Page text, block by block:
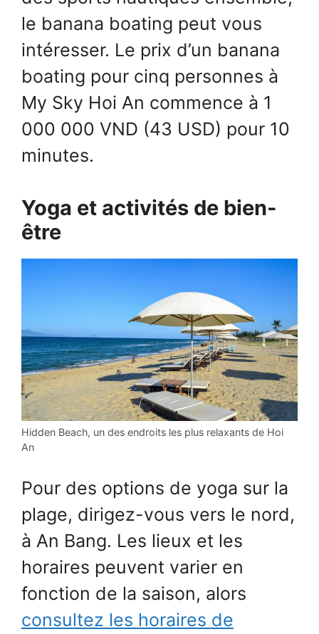
le banana boating peut vous
intéresser. Le prix d’un banana
boating pour cinq personnes à
My Sky Hoi An commence à 1
000 000 VND (43 USD) pour 10
minutes.
Yoga et activités de bien-
être
Hidden Beach, un des endroits les plus relaxants de Hoi
An
Pour des options de yoga sur la
plage, dirigez-vous vers le nord,
à An Bang. Les lieux et les
horaires peuvent varier en
fonction de la saison, alors
consultez les horaires de